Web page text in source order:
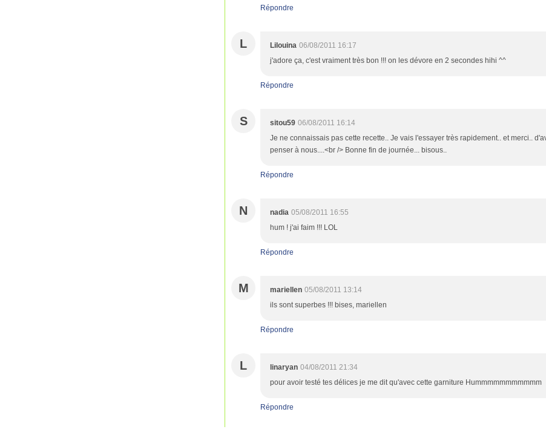
Répondre
L Lilouina 06/08/2011 16:17
j'adore ça, c'est vraiment très bon !!! on les dévore en 2 secondes hihi ^^
Répondre
S sitou59 06/08/2011 16:14
Je ne connaissais pas cette recette.. Je vais l'essayer très rapidement.. et merci..
penser à nous....<br /> Bonne fin de journée... bisous..
Répondre
N nadia 05/08/2011 16:55
hum ! j'ai faim !!! LOL
Répondre
M mariellen 05/08/2011 13:14
ils sont superbes !!! bises, mariellen
Répondre
L linaryan 04/08/2011 21:34
pour avoir testé tes délices je me dit qu'avec cette garniture Hummmmmmmmmmm
Répondre